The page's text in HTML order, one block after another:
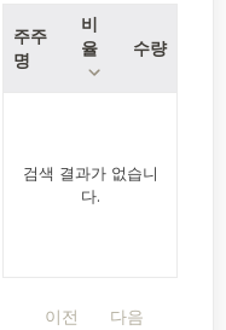
주주
명
비
율
수량
검색 결과가 없습니
다.
이전 다음